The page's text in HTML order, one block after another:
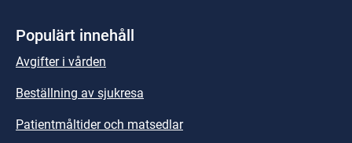
Populärt innehåll
Avgifter i vården
Beställning av sjukresa
Patientmåltider och matsedlar